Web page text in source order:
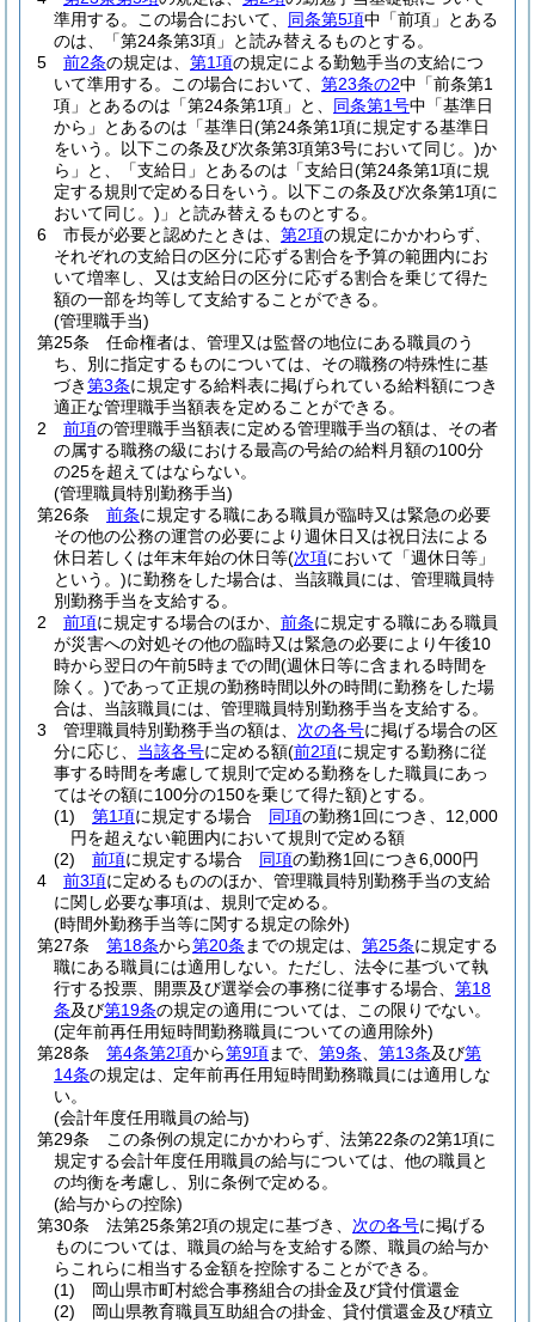
準用する。
この場合において、 同条第5項中「前項」とある
のは、「第24条第3項」と読み替えるものとする。
5
前2条の規定は、 第1項の規定による勤勉手当の支給につ
いて準用する。
この場合において、 第23条の2中「前条第1
項」とあるのは「第24条第1項」と、 同条第1号中「基準日
から」とあるのは「基準日(第24条第1項に規定する基準日
をいう。以下この条及び次条第3項第3号において同じ。)か
ら」と、「支給日」とあるのは「支給日(第24条第1項に規
定する規則で定める日をいう。以下この条及び次条第1項に
おいて同じ。) 」と読み替えるものとする。
6
市長が必要と認めたときは、 第2項の規定にかかわらず、
それぞれの支給日の区分に応ずる割合を予算の範囲内にお
いて増率し、又は支給日の区分に応ずる割合を乗じて得た
額の一部を均等して支給することができる。
(管理職手当)
第25条
任命権者は、管理又は監督の地位にある職員のう
ち、別に指定するものについては、その職務の特殊性に基
づき第3条に規定する給料表に掲げられている給料額につき
適正な管理職手当額表を定めることができる。
2
前項の管理職手当額表に定める管理職手当の額は、その者
の属する職務の級における最高の号給の給料月額の100分
の25を超えてはならない。
(管理職員特別勤務手当)
第26条
前条に規定する職にある職員が臨時又は緊急の必要
その他の公務の運営の必要により週休日又は祝日法による
休日若しくは年末年始の休日等(次項において「週休日等」
という。)に勤務をした場合は、当該職員には、管理職員特
別勤務手当を支給する。
2
前項に規定する場合のほか、 前条に規定する職にある職員
が災害への対処その他の臨時又は緊急の必要により午後10
時から翌日の午前5時までの間(週休日等に含まれる時間を
除く。)であって正規の勤務時間以外の時間に勤務をした場
合は、当該職員には、管理職員特別勤務手当を支給する。
3
管理職員特別勤務手当の額は、 次の各号に掲げる場合の区
分に応じ、 当該各号に定める額(前2項に規定する勤務に従
事する時間を考慮して規則で定める勤務をした職員にあっ
てはその額に100分の150を乗じて得た額)とする。
(1)
第1項に規定する場合 同項の勤務1回につき、12,000
円を超えない範囲内において規則で定める額
(2)
前項に規定する場合 同項の勤務1回につき6,000円
4
前3項に定めるもののほか、管理職員特別勤務手当の支給
に関し必要な事項は、規則で定める。
(時間外勤務手当等に関する規定の除外)
第27条
第18条から第20条 までの規定は、 第25条に規定する
職にある職員には適用しない。 ただし、法令に基づいて執
行する投票、開票及び選挙会の事務に従事する場合、 第18
条及び第19条の規定の適用については、この限りでない。
(定年前再任用短時間勤務職員についての適用除外)
第28条
第4条第2項から第9項まで、 第9条 第13条及び第
14条の規定は、定年前再任用短時間勤務職員には適用しな
い。
(会計年度任用職員の給与)
第29条
この条例の規定にかかわらず、法第22条の2第1項に
規定する会計年度任用職員の給与については、他の職員と
の均衡を考慮し、別に条例で定める。
(給与からの控除)
第30条
法第25条第2項の規定に基づき、 次の各号に掲げる
ものについては、職員の給与を支給する際、職員の給与か
らこれらに相当する金額を控除することができる。
(1)
岡山県市町村総合事務組合の掛金及び貸付償還金
(2)
岡山県教育職員互助組合の掛金、貸付償還金及び積立